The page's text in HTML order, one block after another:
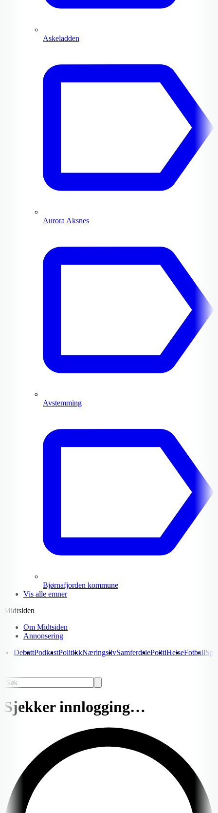
Askeladden
Aurora Aksnes
Avstemming
Bjørnafjorden kommune
Vis alle emner
Midtsiden
Om Midtsiden
Annonsering
DebattPodkastPolitikkNæringslivSamferdslePolitiHelseFotball
Sjekker innlogging…